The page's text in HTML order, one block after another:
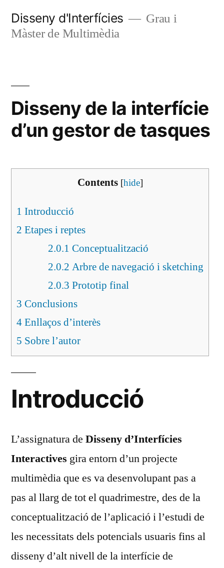
Disseny d'Interfícies
Grau i
Màster de Multimèdia
Disseny de la interfície
d’un gestor de tasques
Contents [hide]
1 Introducció
2 Etapes i reptes
2.0.1 Conceptualització
2.0.2 Arbre de navegació i sketching
2.0.3 Prototip final
3 Conclusions
4Enllaços d’interès
5 Sobre l’autor
Introducció
L’assignatura de Disseny d’Interfícies
Interactives gira entorn d’un projecte
multimèdia que es va desenvolupant pas a
pas al llarg de tot el quadrimestre, des de la
conceptualització de l’aplicació i l’estudi de
les necessitats dels potencials usuaris fins al
disseny d’alt nivell de la interfície de